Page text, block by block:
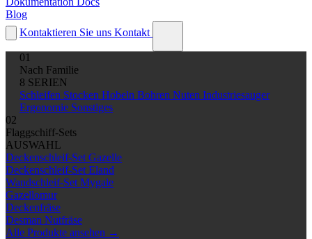
Blog
Kontaktieren Sie uns Kontakt
01
Nach Familie
8 SERIEN
Schleifen Stocken Hobeln Bohren Nuten Industriesauger
Ergonomie Sonstiges
02
Flaggschiff-Sets
AUSWAHL
Deckenschleif-Set Gazelle
Deckenschleif-Set Eland
Wandschleif-Set Mygale
Gazellomur
Deckenfräse
Desman Nutfräse
Alle Produkte ansehen →